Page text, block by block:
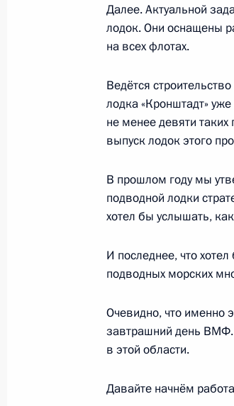
23 июля 2025 года,
Встреча с
23 июля 2025 года, 18:50
Совещание с
23 июля 2025 года, 17:15
Встреча с
21 июля 2025 года,
Встреча с главой
Далее. Актуальной
лодок. Они оснащены
на всех флотах.
Ведётся
лодка «Кронштадт»
не менее девяти
выпуск лодок этого
В прошлом году мы
подводной лодки
хотел бы услышать,
И последнее, что
подводных морских
Очевидно, что именно
завтрашний день ВМФ.
в этой области.
Давайте начнём